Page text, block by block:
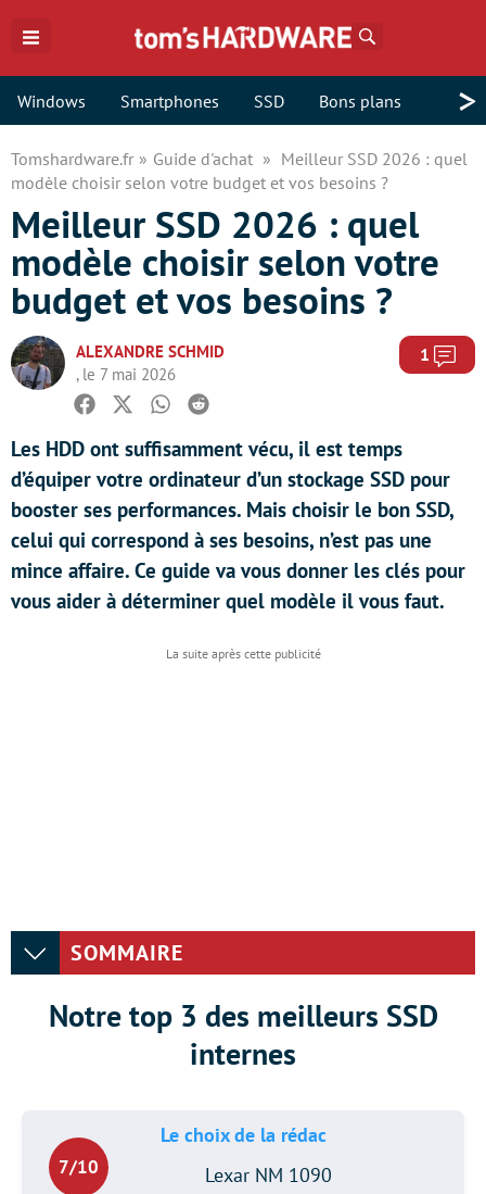
Windows Smartphones SSD Bons plans >
Tomshardware.fr Guide d'achat
Meilleur SSD 2026 : quel
modèle choisir selon votre budget et vos besoins ?
Meilleur SSD 2026 : quel
modèle choisir selon votre
budget et vos besoins ?
ALEXANDRE SCHMID
, le 7 mai 2026
1
Facebook
TwitterWhatsapp
Reddit
Les HDD ont suffisamment vécu, il est temps
d’équiper votre ordinateur d’un stockage SSD pour
booster ses performances. Mais choisir le bon SSD,
celui qui correspond à ses besoins, n’est pas une
mince affaire. Ce guide va vous donner les clés pour
vous aider à déterminer quel modèle il vous faut.
SOMMAIRE
Notre top 3 des meilleurs SSD
internes
Le choix de la rédac
7/10 Lexar NM 1090